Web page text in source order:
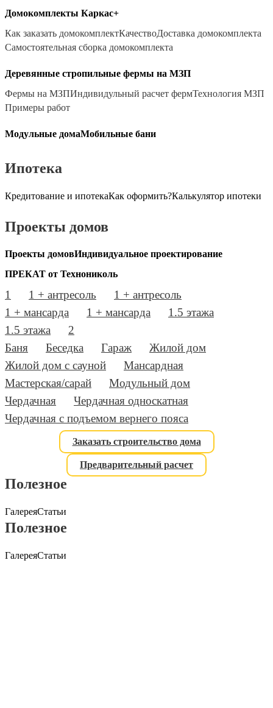
Домокомплекты Каркас+
Как заказать домокомплектКачествоДоставка домокомплекта
Самостоятельная сборка домокомплекта
Деревянные стропильные фермы на МЗП
Фермы на МЗПИндивидульный расчет фермТехнология МЗП
Примеры работ
Модульные домаМобильные бани
Ипотека
Кредитование и ипотекаКак оформить?Калькулятор ипотеки
Проекты домов
Проекты домовИндивидуальное проектирование
ПРЕКАТ от Технониколь
1 1 + антресоль
1 + антресоль
1 + мансарда
1 + мансарда
1.5 этажа
1.5 этажа
2
Баня
Беседка Гараж
Жилой дом
Жилой дом с сауной
Мансардная
Мастерская/сарай
Модульный дом
Чердачная
Чердачная односкатная
Чердачная с подъемом вернего пояса
Заказать строительство дома
Предварительный расчет
Полезное
ГалереяСтатьи
Полезное
ГалереяСтатьи